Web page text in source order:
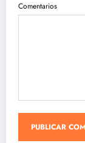
Comentarios